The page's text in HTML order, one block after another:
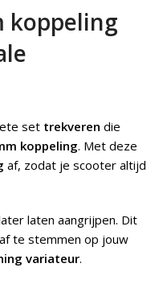
koppeling
set trekveren die
koppeling. Met deze
af, zodat je scooter altijd
laten aangrijpen. Dit
te stemmen op jouw
variateur.